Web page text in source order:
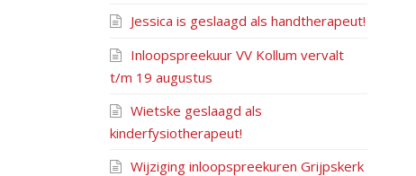
Jessica is geslaagd als handtherapeut!
Inloopspreekuur VV Kollum vervalt
t/m 19 augustus
Wietske geslaagd als
kinderfysiotherapeut!
Wijziging inloopspreekuren Grijpskerk